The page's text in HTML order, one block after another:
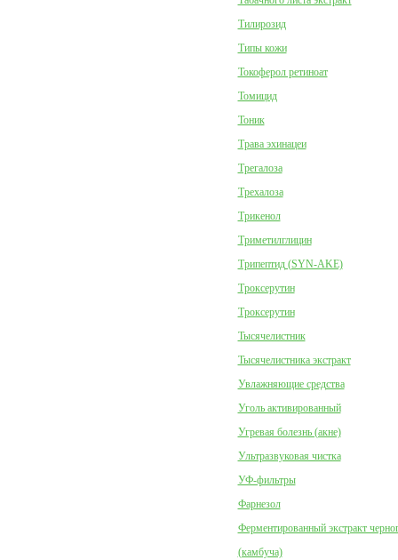
Тилирозид
Типы кожи
Токоферол ретиноат
Томицид
Тоник
Трава эхинацеи
Трегалоза
Трехалоза
Трикенол
Триметилглицин
Трипептид (SYN-AKE)
Троксерутин
Троксерутин
Тысячелистник
Тысячелистника экстракт
Увлажняющие средства
Уголь активированный
Угревая болезнь (акне)
Ультразвуковая чистка
УФ-фильтры
Фарнезол
Ферментированный экстракт
(камбуча)